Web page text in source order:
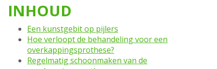
INHOUD
Een kunstgebit op pijlers
Hoe verloopt de behandeling voor een
overkappingsprothese?
Regelmatig schoonmaken van de